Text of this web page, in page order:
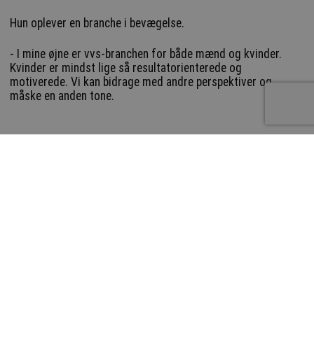
Hun oplever en branche i bevægelse.
- I mine øjne er vvs-branchen for både mænd og kvinder.
Kvinder er mindst lige så resultatorienterede og
motiverede. Vi kan bidrage med andre perspektiver og
måske en anden tone.